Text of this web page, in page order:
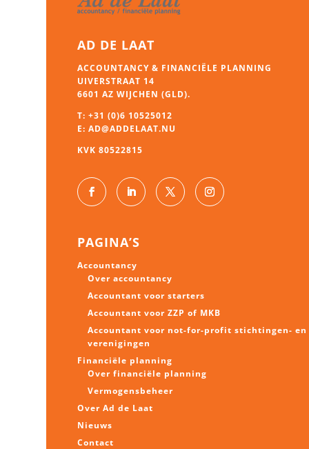
AD DE LAAT
ACCOUNTANCY & FINANCIËLE PLANNING
UIVERSTRAAT 14
6601 AZ WIJCHEN (GLD).
T: +31 (0)6 10525012
E: AD@ADDELAAT.NU
KVK 80522815
PAGINA’S
Accountancy
Over accountancy
Accountant voor starters
Accountant voor ZZP of MKB
Accountant voor not-for-profit stichtingen- en
verenigingen
Financiële planning
Over financiële planning
Vermogensbeheer
Over Ad de Laat
Nieuws
Contact